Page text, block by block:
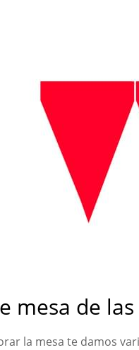
mesa de
la mesa te damos